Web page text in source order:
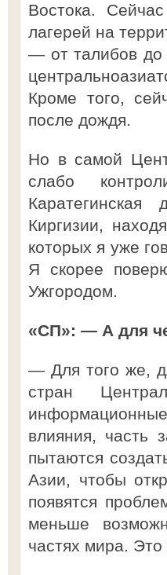
Востока.
лагерей на
— от талибов до
Кроме того,
после дождя.
Но в самой
слабо
Киргизии,
которых я уже
Я скорее
Ужгородом.
«СП»: — А для
— Для того же,
стран
влияния, часть
пытаются
Азии, чтобы
появятся
меньше
частях мира. Это